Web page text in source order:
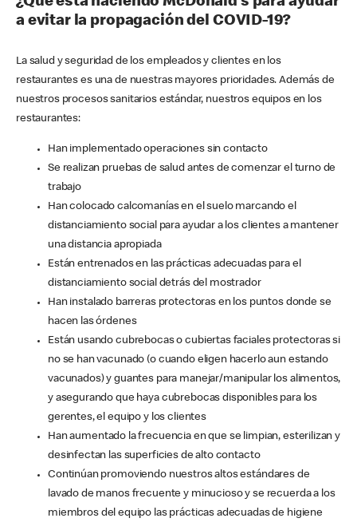
a evitar la propagación del COVID-19?
La salud y seguridad de los empleados y clientes en los
restaurantes es una de nuestras mayores prioridades. Además de
nuestros procesos sanitarios estándar, nuestros equipos en los
restaurantes:
Han implementado operaciones sin contacto
Se realizan pruebas de salud antes de comenzar el turno de
trabajo
Han colocado calcomanías en el suelo marcando el
distanciamiento social para ayudar a los clientes a mantener
una distancia apropiada
Están entrenados en las prácticas adecuadas para el
distanciamiento social detrás del mostrador
Han instalado barreras protectoras en los puntos donde se
hacen las órdenes
Están usando cubrebocas o cubiertas faciales protectoras si
no se han vacunado (o cuando eligen hacerlo aun estando
vacunados) y guantes para manejar/manipular los alimentos,
y asegurando que haya cubrebocas disponibles para los
gerentes, el equipo y los clientes
Han aumentado la frecuencia en que se limpian, esterilizan y
desinfectan las superficies de alto contacto
Continúan promoviendo nuestros altos estándares de
lavado de manos frecuente y minucioso y se recuerda a los
miembros del equipo las prácticas adecuadas de higiene